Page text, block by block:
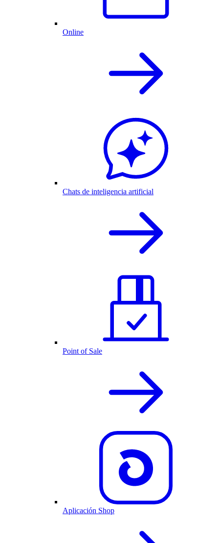
Online
Chats de inteligencia artificial
Point of Sale
Aplicación Shop